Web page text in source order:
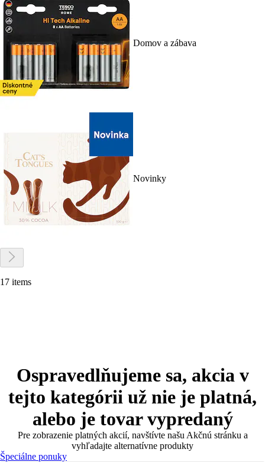
Domov a zábava
Novinky
17 items
Ospravedlňujeme sa, akcia v
tejto kategórii už nie je platná,
alebo je tovar vypredaný
Pre zobrazenie platných akcií, navštívte našu Akčnú stránku a
vyhľadajte alternatívne produkty
Špeciálne ponuky